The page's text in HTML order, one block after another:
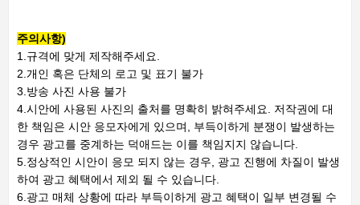
주의사항)
1.규격에 맞게 제작해주세요.
2.개인 혹은 단체의 로고 및 표기 불가
3.방송 사진 사용 불가
4.시안에 사용된 사진의 출처를 명확히 밝혀주세요. 저작권에 대
한 책임은 시안 응모자에게 있으며, 부득이하게 분쟁이 발생하는
경우 광고를 중계하는 덕애드는 이를 책임지지 않습니다.
5.정상적인 시안이 응모 되지 않는 경우, 광고 진행에 차질이 발생
하여 광고 혜택에서 제외 될 수 있습니다.
6.광고 매체 상황에 따라 부득이하게 광고 혜택이 일부 변경될 수